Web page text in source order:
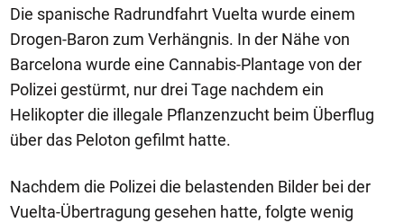
Die spanische Radrundfahrt Vuelta wurde einem
Drogen-Baron zum Verhängnis. In der Nähe von
Barcelona wurde eine Cannabis-Plantage von der
Polizei gestürmt, nur drei Tage nachdem ein
Helikopter die illegale Pflanzenzucht beim Überflug
über das Peloton gefilmt hatte.
Nachdem die Polizei die belastenden Bilder bei der
Vuelta-Übertragung gesehen hatte, folgte wenig